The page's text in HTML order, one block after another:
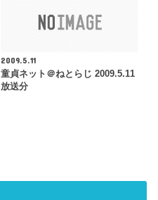
2009.5.11
童貞ネット＠ねとらじ 2009.5.11
放送分